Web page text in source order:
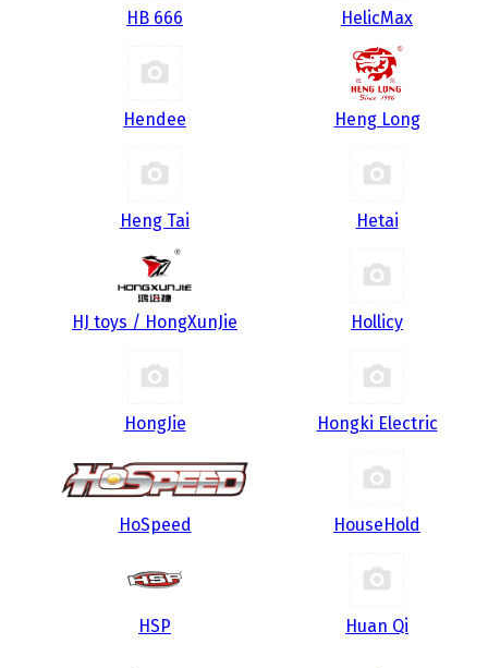
HB 666 HelicMax
Hendee Heng Long
Heng Tai Hetai
HJ toys / HongXunJie Hollicy
HongJie Hongki Electric
HoSpeed HouseHold
HSP Huan Qi